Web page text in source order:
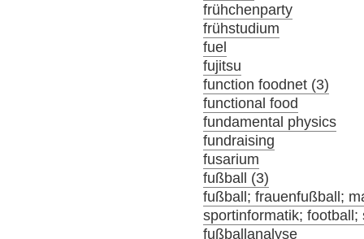
frühchenparty
frühstudium
fuel
fujitsu
function foodnet (3)
functional food
fundamental physics
fundraising
fusarium
fußball (3)
fußball; frauenfußball;
sportinformatik; football;
fußballanalyse